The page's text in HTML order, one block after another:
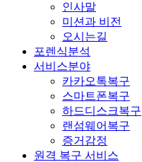
인사말
미션과 비전
오시는길
포렌식분석
서비스분야
카카오톡복구
스마트폰복구
하드디스크복구
랜섬웨어복구
증거감정
원격 복구 서비스